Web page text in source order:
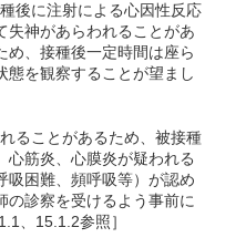
後に注射による心因性反応
失神があらわれることがあ
め、接種後一定時間は座ら
態を観察することが望まし
ることがあるため、被接種
心筋炎、心膜炎が疑われる
吸困難、頻呼吸等）が認め
の診察を受けるよう事前に
、15.1.2参照］